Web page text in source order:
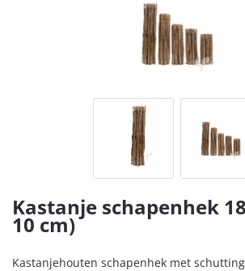
Kastanje schapenhek
10 cm)
Kastanjehouten schapenhek met